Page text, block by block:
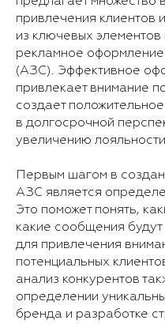
привлечения клиентов
из ключевых элементов
рекламное оформление
(АЗС). Эффективное
привлекает внимание
создает
в долгосрочной
увеличению
Первым шагом в
АЗС является
Это поможет понять,
какие сообщения
для привлечения
потенциальных
анализ конкурентов
определении
бренда и разработке